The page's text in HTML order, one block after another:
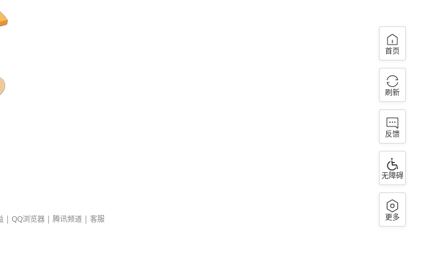
| QQ浏览器 | 腾讯频道 | 客服
首页
刷新
反馈
无障碍
更多